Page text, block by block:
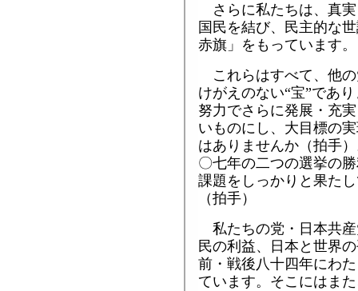
さらに私たちは、真
国民を結び、民主的な
赤旗」をもっています。
これらはすべて、他
けがえのない“宝”であ
努力でさらに発展・充
いものにし、大目標の
はありませんか（拍手
〇七年の二つの選挙の
課題をしっかりと果た
（拍手）
私たちの党・日本共
民の利益、日本と世界
前・戦後八十四年にわ
ています。そこにはま